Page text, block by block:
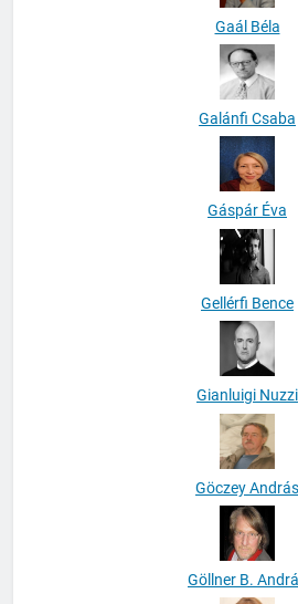
Gaál Béla
Galánfi Csaba
Gáspár Éva
Gellérfi Bence
Gianluigi Nuzzi
Göczey András
Göllner B.